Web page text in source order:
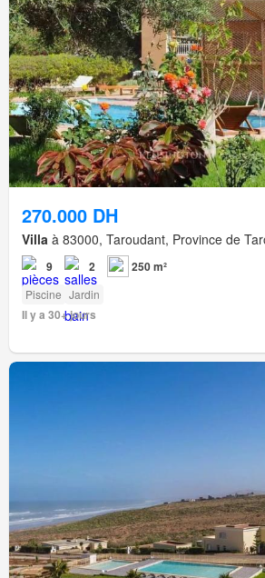
270.000 DH
Villa à 83000, Taroudant, Province de
9 2 250 m²
Piscine Jardin
Il y a 30+ jours